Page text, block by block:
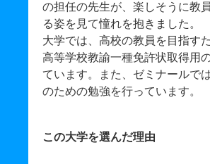
の担任の先生が、楽しそうに教
る姿を見て憧れを抱きました。
大学では、高校の教員を目指す
高等学校教諭一種免許状取得用
ています。また、ゼミナールで
のための勉強を行っています。
この大学を選んだ理由